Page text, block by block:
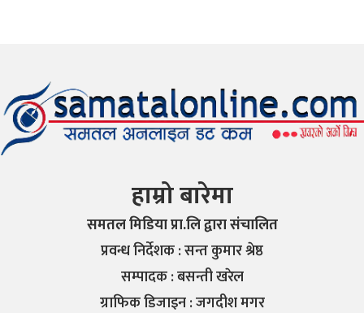
हाम्रो बारेमा
समतल मिडिया प्रा.लि द्वारा संचालित
प्रवन्ध निर्देशक : सन्त कुमार श्रेष्ठ
सम्पादक : बसन्ती खरेल
ग्राफिक डिजाइन : जगदीश मगर